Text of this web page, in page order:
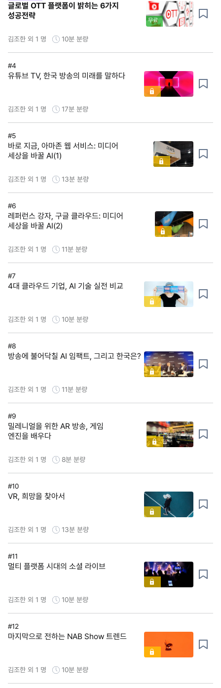
글로벌 OTT 플랫폼이 밝히는 6가지
성공전략
무료
김조한 외 1 명 10분 분량
#4
유튜브 TV, 한국 방송의 미래를 말하다
김조한 외 1 명 17분 분량
#5
바로 지금, 아마존 웹 서비스: 미디어
세상을 바꿀 AI(1)
김조한 외 1 명 13분 분량
#6
레퍼런스 강자, 구글 클라우드: 미디어
세상을 바꿀 AI(2)
김조한 외 1 명 11분 분량
#7
4대 클라우드 기업, AI 기술 실전 비교
김조한 외 1 명 10분 분량
#8
방송에 불어닥칠 AI 임팩트, 그리고 한국은?
김조한 외 1 명 11분 분량
#9
밀레니얼을 위한 AR 방송, 게임
엔진을 배우다
김조한 외 1 명 8분 분량
#10
VR, 희망을 찾아서
김조한 외 1 명 13분 분량
#11
멀티 플랫폼 시대의 소셜 라이브
김조한 외 1 명 10분 분량
#12
마지막으로 전하는 NAB Show 트렌드
김조한 외 1 명 10분 분량